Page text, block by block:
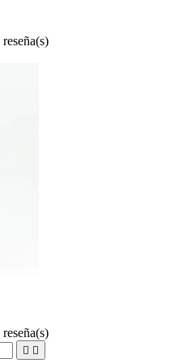
reseña(s)
reseña(s)
 